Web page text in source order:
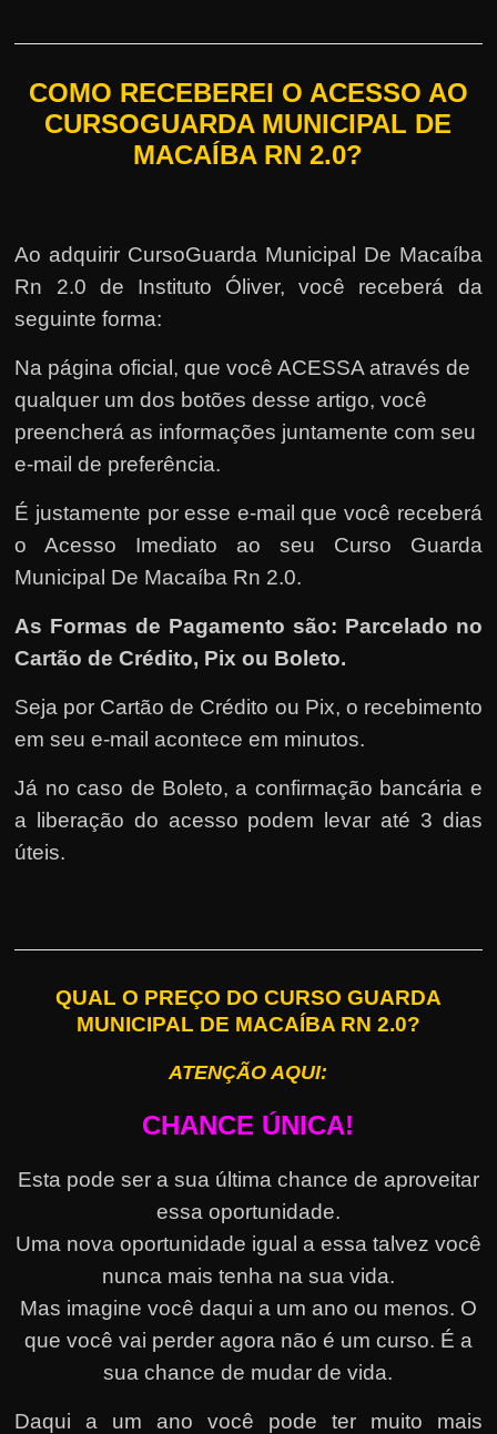
COMO RECEBEREI O ACESSO AO
CURSOGUARDA MUNICIPAL DE
MACAÍBA RN 2.0?
Ao adquirir CursoGuarda Municipal De Macaíba
Rn 2.0 de Instituto Óliver, você receberá da
seguinte forma:
Na página oficial, que você ACESSA através de
qualquer um dos botões desse artigo, você
preencherá as informações juntamente com seu
e-mail de preferência.
É justamente por esse e-mail que você receberá
o Acesso Imediato ao seu Curso Guarda
Municipal De Macaíba Rn 2.0.
As Formas de Pagamento são: Parcelado no
Cartão de Crédito, Pix ou Boleto.
Seja por Cartão de Crédito ou Pix, o recebimento
em seu e-mail acontece em minutos.
Já no caso de Boleto, a confirmação bancária e
a liberação do acesso podem levar até 3 dias
úteis.
QUAL O PREÇO DO CURSO GUARDA
MUNICIPAL DE MACAÍBA RN 2.0?
ATENÇÃO AQUI:
CHANCE ÚNICA!
Esta pode ser a sua última chance de aproveitar
essa oportunidade.
Uma nova oportunidade igual a essa talvez você
nunca mais tenha na sua vida.
Mas imagine você daqui a um ano ou menos. O
que você vai perder agora não é um curso. É a
sua chance de mudar de vida.
Daqui a um ano você pode ter muito mais